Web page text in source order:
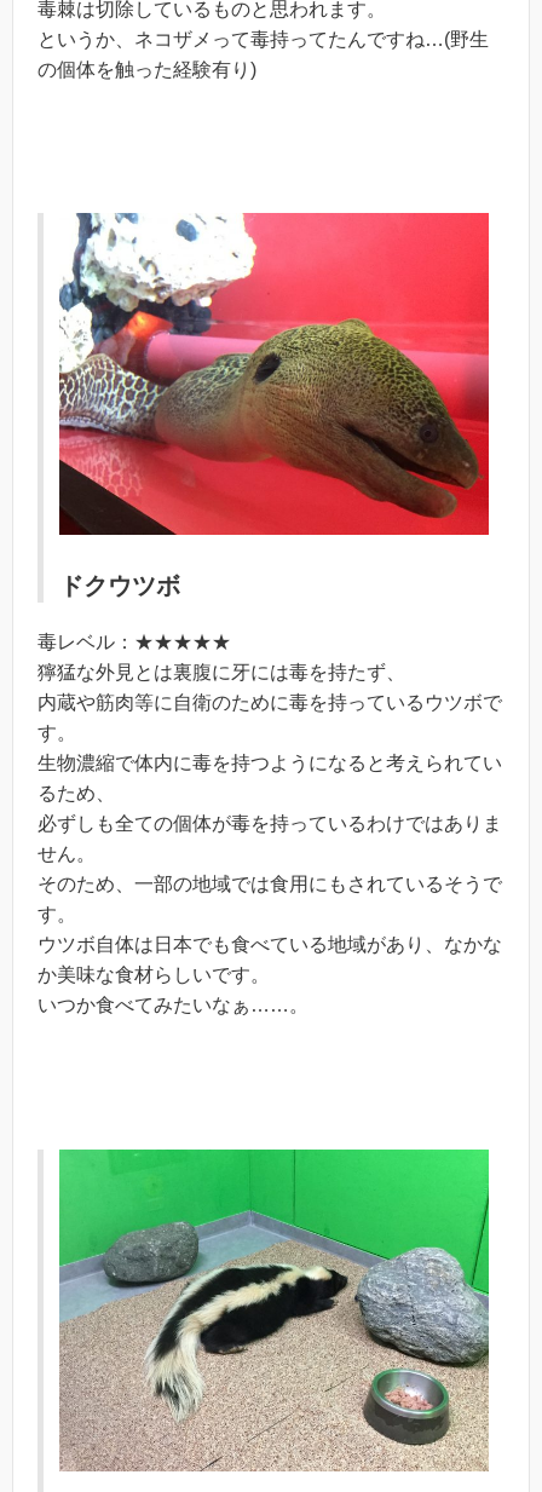
毒棘は切除しているものと思われます。
というか、ネコザメって毒持ってたんですね…(野生
の個体を触った経験有り)
ドクウツボ
毒レベル：★★★★★
獰猛な外見とは裏腹に牙には毒を持たず、
内蔵や筋肉等に自衛のために毒を持っているウツボで
す。
生物濃縮で体内に毒を持つようになると考えられてい
るため、
必ずしも全ての個体が毒を持っているわけではありま
せん。
そのため、一部の地域では食用にもされているそうで
す。
ウツボ自体は日本でも食べている地域があり、なかな
か美味な食材らしいです。
いつか食べてみたいなぁ……。